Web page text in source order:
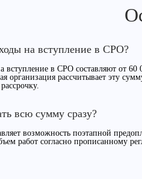
на вступление в СРО?
в СРО составляют от 60
организация рассчитывает эту
всю сумму сразу?
возможность поэтапной
работ согласно прописанному